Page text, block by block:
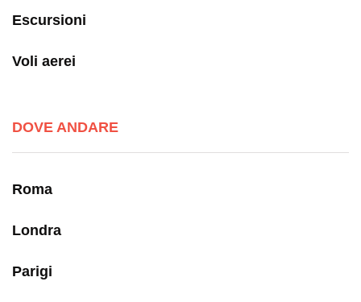
Escursioni
Voli aerei
DOVE ANDARE
Roma
Londra
Parigi